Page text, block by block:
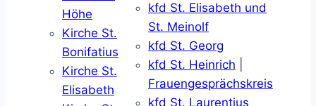
Höhe
Kirche St.
Bonifatius
Kirche St.
Elisabeth
kfd St. Elisabeth und
St. Meinolf
kfd St. Georg
kfd St. Heinrich
Frauengesprächskreis
kfd St. Laurentius